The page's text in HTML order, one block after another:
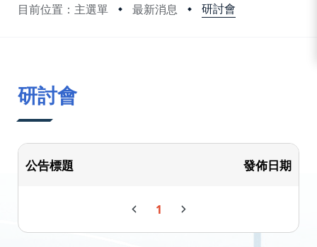
目前位置：主選單 最新消息 研討會
研討會
公告標題 發佈日期
1